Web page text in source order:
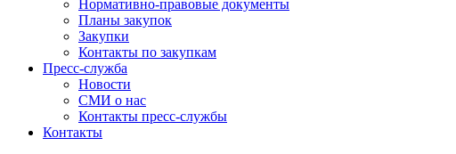
Нормативно-правовые документы
Планы закупок
Закупки
Контакты по закупкам
Пресс-служба
Новости
СМИ о нас
Контакты пресс-службы
Контакты